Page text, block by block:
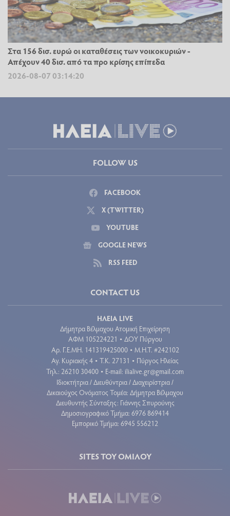
Στα 156 δισ. ευρώ οι καταθέσεις των νοικοκυριών -
Απέχουν 40 δισ. από τα προ κρίσης επίπεδα
2026-08-07 03:14:20
FOLLOW US
FACEBOOK
X (TWITTER)
YOUTUBE
GOOGLE NEWS
RSS FEED
CONTACT US
ΗΛΕΙΑ LIVE
Δήμητρα Βέλμαχου Ατομική Επιχείρηση
ΑΦΜ 105224221 • ΔΟΥ Πύργου
Aρ. Γ.Ε.ΜΗ. 141319425000 • Μ.Η.Τ. #242102
Αγ. Κυριακής 4 • Τ.Κ. 27131 • Πύργος Ηλείας
Τηλ.: 26210 30400 • E-mail: ilialive.gr@gmail.com
Ιδιοκτήτρια / Διευθύντρια / Διαχειρίστρια /
Δικαιούχος Ονόματος Τομέα: Δήμητρα Βέλμαχου
Διευθυντής Σύνταξης: Γιάννης Σπυρούνης
Δημοσιογραφικό Τμήμα: 6976 869414
Εμπορικό Τμήμα: 6945 556212
SITES ΤΟΥ ΟΜΙΛΟΥ